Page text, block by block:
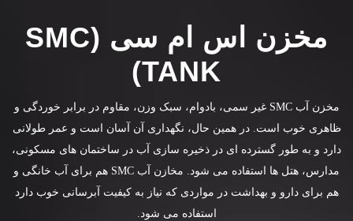
مخزن اس ام سی (SMC
TANK)
مخزن آب SMC غیر سمی، بادوام، سبک وزن، مقاوم در برابر خوردگی و
ظاهری خوب است. در همین حال، نگهداری آن آسان است و عمر طولانی
دارد و به طور گسترده ای در ذخیره سازی آب در ساختمان های مسکونی،
مدارس، هتل ها استفاده می شود. مخازن آب SMC هم برای آب خانگی و
هم برای دارو و بهداشت در مواردی که نیاز به کیفیت آبرسانی خوب دارد
استفاده می شود.